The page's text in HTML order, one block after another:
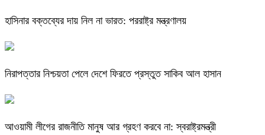
হাসিনার বক্তব্যের দায় নিল না ভারত: পররাষ্ট্র মন্ত্রণালয়
নিরাপত্তার নিশ্চয়তা পেলে দেশে ফিরতে প্রস্তুত সাকিব আল হাসান
আওয়ামী লীগের রাজনীতি মানুষ আর গ্রহণ করবে না: স্বরাষ্ট্রমন্ত্রী